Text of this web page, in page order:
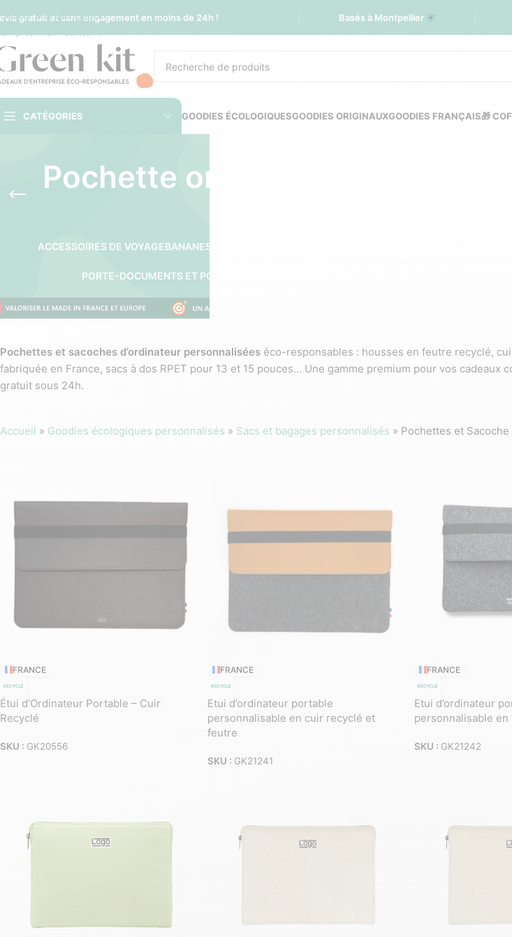
Sauter à la navigation
Skip to main content
gratuit et sans engagement en moins de 24h ! Basés à Montpellier ☀️
CATÉGORIES GOODIES ÉCOLOGIQUESGOODIES ORIGINAUXGOODIES FRANÇAIS🎁
Pochette ordinateur
ACCESSOIRES DE VOYAGEBANANES ET SACOCHES
PORTE-DOCUMENTS ET POCHETTES
Pochettes et sacoches d’ordinateur personnalisées éco-responsables : housses en feutre recyclé,
fabriquée en France, sacs à dos RPET pour 13 et 15 pouces… Une gamme premium pour vos cadeaux
gratuit sous 24h.
Accueil » Goodies écologiques personnalisés » Sacs et bagages personnalisés » Pochettes et
FRANCE
Étui d’Ordinateur Portable – Cuir
Recyclé
SKU : GK20556
FRANCE
Etui d’ordinateur portable
personnalisable en cuir recyclé et
feutre
SKU : GK21241
FRANCE
Etui d’ordinateur
personnalisable en
SKU : GK21242